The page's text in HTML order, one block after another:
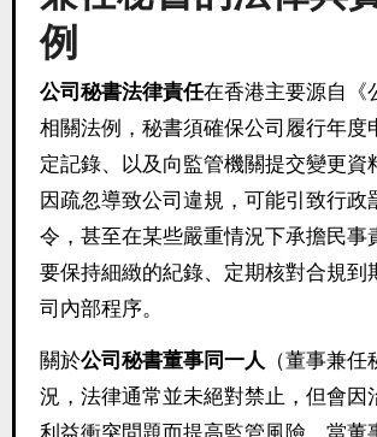
例
公司秘書法律責任在香港主要源自《
相關法例，秘書須確保公司履行年度
定記錄、以及向監管機關提交變更資
因疏忽導致公司違規，可能引致行政
令，甚至在某些嚴重情況下承擔民事
要保持細緻的紀錄、定期核對合規到
司內部程序。
關於公司秘書董事同一人 （董事兼
況，法律通常並未絕對禁止，但會因
利益衝突問題而提高監管風險。當董